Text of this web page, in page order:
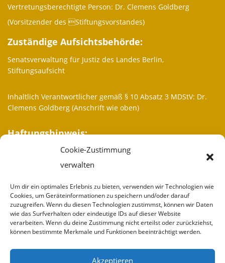
Cookie-Zustimmung
verwalten
Um dir ein optimales Erlebnis zu bieten, verwenden wir Technologien wie
Cookies, um Geräteinformationen zu speichern und/oder darauf
zuzugreifen. Wenn du diesen Technologien zustimmst, können wir Daten
wie das Surfverhalten oder eindeutige IDs auf dieser Website
verarbeiten. Wenn du deine Zustimmung nicht erteilst oder zurückziehst,
können bestimmte Merkmale und Funktionen beeinträchtigt werden.
Akzeptieren
Vertretungsberechtigte Person: Dr. Clemens Goldberg
(Vorsitzender des Stiftungsvorstandes)
Zuständige Aufsichtsbehörde:
Senatsverwaltung für Justiz des Landes Berlin,
Stiftungsaufsicht
Inhaltlich Verantwortlicher gemäß § 10 Absatz 3 MDStV: Dr.
Clemens Goldberg (Anschrift wie oben)
Haftungshinweis:
Trotz sorgfältiger inhaltlicher Kontrolle übernehmen wir keine
Haftung für die Inhalte externer Links. Für den Inhalt der
verantwortlich.
Weitere Informationen
Wir sind
Partner